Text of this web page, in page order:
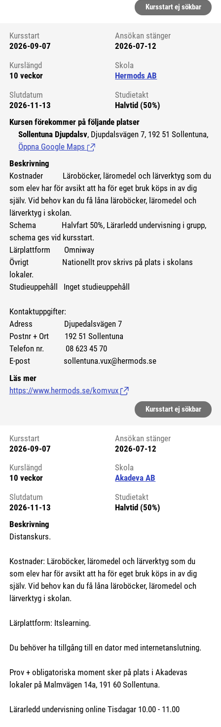
Kursstart ej sökbar
Kursstart 6179329
Kursstart
2026-09-07
Ansökan stänger
2026-07-12
Kurslängd
10 veckor
Skola
Hermods AB
Slutdatum
2026-11-13
Studietakt
Halvtid (50%)
Kursen förekommer på följande platser
Sollentuna Djupdalsv, Djupdalsvägen 7, 192 51 Sollentuna,
Öppna Google Maps (Länk till extern sida.)
Beskrivning
Kostnader
Läroböcker, läromedel och lärverktyg som du
som elev har för avsikt att ha för eget bruk köps in av dig
själv. Vid behov kan du få låna läroböcker, läromedel och
lärverktyg i skolan.
Schema Halvfart 50%, Lärarledd undervisning i grupp,
schema ges vid kursstart.
Lärplattform Omniway
Övrigt Nationellt prov skrivs på plats i skolans
lokaler.
Studieuppehåll Inget studieuppehåll
Kontaktuppgifter:
Adress Djupedalsvägen 7
Postnr + Ort 192 51 Sollentuna
Telefon nr. 08 623 45 70
E-post sollentuna.vux@hermods.se
Läs mer
https://www.hermods.se/komvux (Länk till extern sida.)
Kursstart ej sökbar
Kursstart 6142472
Kursstart
2026-09-07
Ansökan stänger
2026-07-12
Kurslängd
10 veckor
Skola
Akadeva AB
Slutdatum
2026-11-13
Studietakt
Halvtid (50%)
Beskrivning
Distanskurs.
Kostnader: Läroböcker, läromedel och lärverktyg som du
som elev har för avsikt att ha för eget bruk köps in av dig
själv. Vid behov kan du få låna läroböcker, läromedel och
lärverktyg i skolan.
Lärplattform: Itslearning.
Du behöver ha tillgång till en dator med internetanslutning.
Prov + obligatoriska moment sker på plats i Akadevas
lokaler på Malmvägen 14a, 191 60 Sollentuna.
Lärarledd undervisning online Tisdagar 10.00 - 11.00